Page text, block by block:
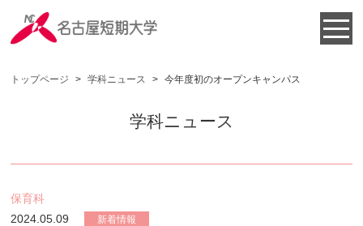
トップページ > 学科ニュース > 今年度初のオープンキャンパス
学科ニュース
保育科
2024.05.09
新着情報